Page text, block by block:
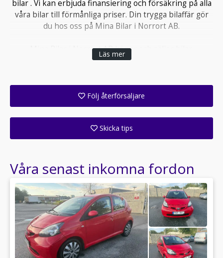
bilar . Vi kan erbjuda finansiering och försäkring på alla
våra bilar till förmånliga priser. Din trygga bilaffär gör
du hos oss på Mina Bilar i Norrort AB.
Mina Bilar i Norrort AB köper och säljer bilar.
Vårt fokus är att du som kund ska känna dig trygg i din
kontaktar oss. Vi finns här för dig!
Läs mer
Följ återförsäljare
Skicka tips
Våra senast inkomna fordon